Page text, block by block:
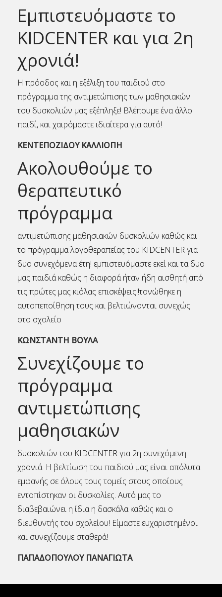
Εμπιστευόμαστε το
KIDCENTER και για 2η
χρονιά!
Η πρόοδος και η εξέλιξη του παιδιού στο
πρόγραμμα της αντιμετώπισης των μαθησιακών
του δυσκολιών μας εξέπληξε! Βλέπουμε ένα άλλο
παιδί, και χαιρόμαστε ιδιαίτερα για αυτό!
ΚΕΝΤΕΠΟΖΙΔΟΥ ΚΑΛΛΙΟΠΗ
Ακολουθούμε το
θεραπευτικό
πρόγραμμα
αντιμετώπισης μαθησιακών δυσκολιών καθώς και
το πρόγραμμα λογοθεραπείας του KIDCENTER για
δυο συνεχόμενα έτη! εμπιστευόμαστε εκεί και τα δυο
μας παιδιά καθώς η διαφορά ήταν ήδη αισθητή από
τις πρώτες μας κιόλας επισκέψεις!!τονώθηκε η
αυτοπεποίθηση τους και βελτιώνονται συνεχώς
στο σχολείο
ΚΩΝΣΤΑΝΤΗ ΒΟΥΛΑ
Συνεχίζουμε το
πρόγραμμα
αντιμετώπισης
μαθησιακών
δυσκολιών του KIDCENTER για 2η συνεχόμενη
χρονιά. Η βελτίωση του παιδιού μας είναι απόλυτα
εμφανής σε όλους τους τομείς στους οποίους
εντοπίστηκαν οι δυσκολίες. Αυτό μας το
διαβεβαιώνει η ίδια η δασκάλα καθώς και ο
διευθυντής του σχολείου! Είμαστε ευχαριστημένοι
και συνεχίζουμε σταθερά!
ΠΑΠΑΔΟΠΟΥΛΟΥ ΠΑΝΑΓΙΩΤΑ